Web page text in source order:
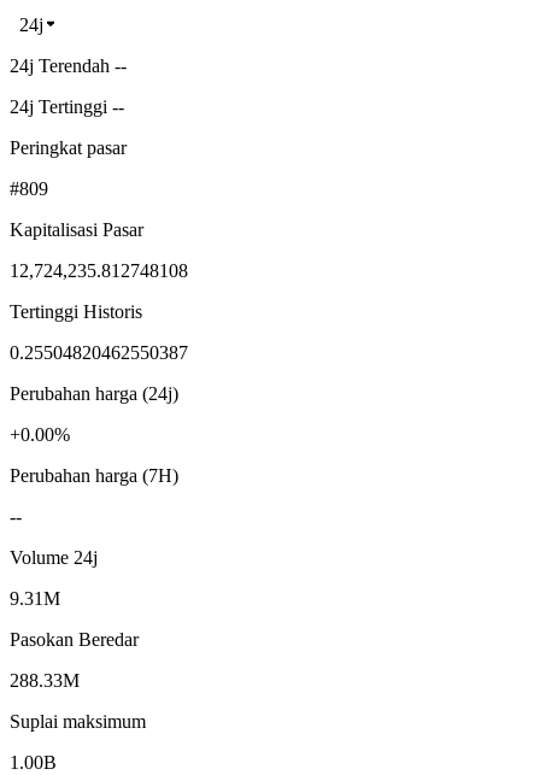
24j
24j Terendah --
24j Tertinggi --
Peringkat pasar
#809
Kapitalisasi Pasar
12,724,235.812748108
Tertinggi Historis
0.25504820462550387
Perubahan harga (24j)
+0.00%
Perubahan harga (7H)
--
Volume 24j
9.31M
Pasokan Beredar
288.33M
Suplai maksimum
1.00B